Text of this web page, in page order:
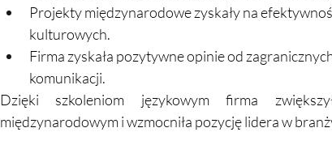
Projekty międzynarodowe zyskały na
kulturowych.
Firma zyskała pozytywne opinie od
komunikacji.
Dzięki szkoleniom językowym firma
międzynarodowym i wzmocniła pozycję lidera w